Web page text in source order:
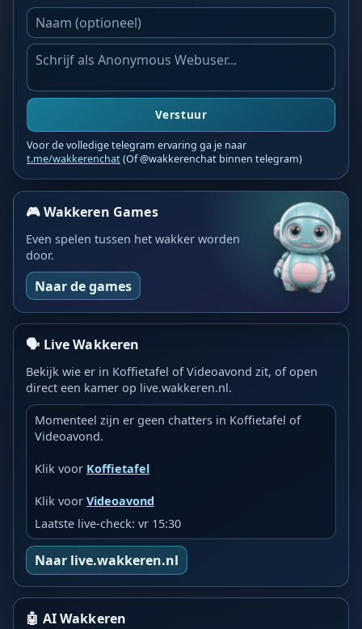
Verstuur
Voor de volledige telegram ervaring ga je naar
t.me/wakkerenchat(Of @wakkerenchat binnen telegram)
🎮 Wakkeren Games
Even spelen tussen het wakker worden
door.
Naar de games
🗣️ Live Wakkeren
Bekijk wie er in Koffietafel of Videoavond zit, of open
direct een kamer op live.wakkeren.nl.
Momenteel zijn er geen chatters in Koffietafel of
Videoavond.
Klik voor Koffietafel
Klik voorVideoavond
Laatste live-check: vr 15:30
Naar live.wakkeren.nl
🤖 AI Wakkeren